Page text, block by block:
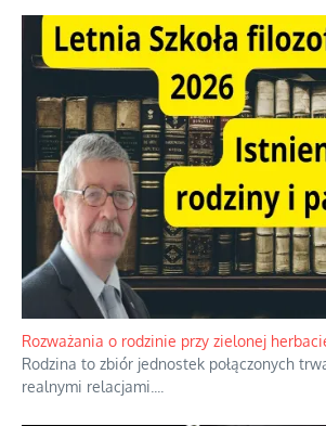
Bezobsługowe muzeum objawień w Alpach
Boże, nikt tego nie pilnuje, nic kompletnie....